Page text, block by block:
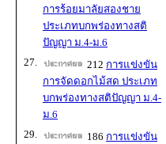
การร้อยมาลัยสองชาย
ประเภทบกพร่องทางสติ
ปัญญา ม.4-ม.6
27.
212 การแข่งขัน
การจัดดอกไม้สด ประเภท
บกพร่องทางสติปัญญา ม.4-
ม.6
29.
186 การแข่งขัน